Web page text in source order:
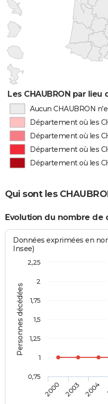
Les CHAUBRON par lieu
Aucun CHAUBRON
Département où les
Département où les
Département où les
Département où les
Qui sont les
Evolution du nombre de
Personnes décédées
Données exprimées en
Insee)
2000 2003 2004
0,75
1
1,25
1,5
1,75
2
2,25